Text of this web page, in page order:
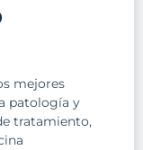
mejores
patología y
tratamiento,